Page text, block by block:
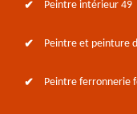
Peintre intérieur 49
Peintre et peinture
Peintre ferronnerie